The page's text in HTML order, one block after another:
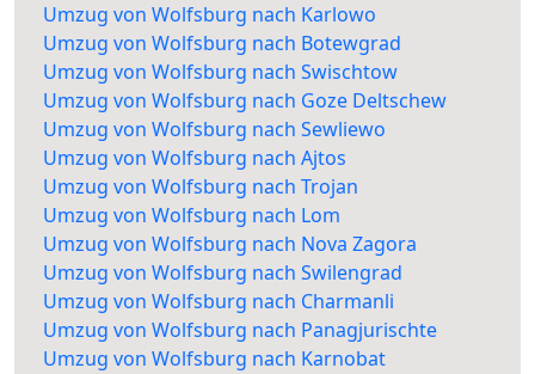
Umzug von Wolfsburg nach Karlowo
Umzug von Wolfsburg nach Botewgrad
Umzug von Wolfsburg nach Swischtow
Umzug von Wolfsburg nach Goze Deltschew
Umzug von Wolfsburg nach Sewliewo
Umzug von Wolfsburg nach Ajtos
Umzug von Wolfsburg nach Trojan
Umzug von Wolfsburg nach Lom
Umzug von Wolfsburg nach Nova Zagora
Umzug von Wolfsburg nach Swilengrad
Umzug von Wolfsburg nach Charmanli
Umzug von Wolfsburg nach Panagjurischte
Umzug von Wolfsburg nach Karnobat